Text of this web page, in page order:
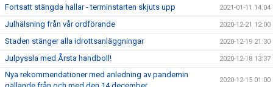
Fortsatt stängda hallar - terminstarten skjuts upp 2021-01-11 14:04
Julhälsning från vår ordförande 2020-12-21 12:00
Staden stänger alla idrottsanläggningar 2020-12-19 21:30
Julpyssla med Årsta handboll! 2020-12-18 13:37
Nya rekommendationer med anledning av pandemin
2020-12-15 01:00